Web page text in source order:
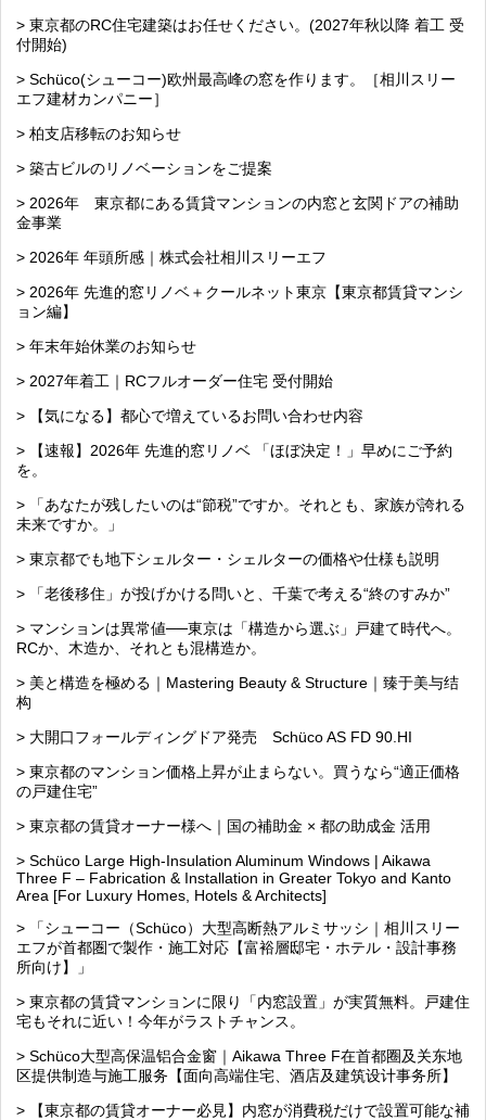
> 東京都のRC住宅建築はお任せください。(2027年秋以降 着工 受
付開始)
> Schüco(シューコー)欧州最高峰の窓を作ります。［相川スリー
エフ建材カンパニー］
> 柏支店移転のお知らせ
> 築古ビルのリノベーションをご提案
> 2026年 東京都にある賃貸マンションの内窓と玄関ドアの補助
金事業
> 2026年 年頭所感｜株式会社相川スリーエフ
> 2026年 先進的窓リノベ＋クールネット東京【東京都賃貸マンシ
ョン編】
> 年末年始休業のお知らせ
> 2027年着工｜RCフルオーダー住宅 受付開始
> 【気になる】都心で増えているお問い合わせ内容
> 【速報】2026年 先進的窓リノベ 「ほぼ決定！」早めにご予約
を。
> 「あなたが残したいのは“節税”ですか。それとも、家族が誇れる
未来ですか。」
> 東京都でも地下シェルター・シェルターの価格や仕様も説明
> 「老後移住」が投げかける問いと、千葉で考える“終のすみか”
> マンションは異常値──東京は「構造から選ぶ」戸建て時代へ。
RCか、木造か、それとも混構造か。
> 美と構造を極める｜Mastering Beauty & Structure｜臻于美与结
构
> 大開口フォールディングドア発売 Schüco AS FD 90.HI
> 東京都のマンション価格上昇が止まらない。買うなら“適正価格
の戸建住宅”
> 東京都の賃貸オーナー様へ｜国の補助金 × 都の助成金 活用
> Schüco Large High-Insulation Aluminum Windows | Aikawa
Three F – Fabrication & Installation in Greater Tokyo and Kanto
Area [For Luxury Homes, Hotels & Architects]
> 「シューコー（Schüco）大型高断熱アルミサッシ｜相川スリー
エフが首都圏で製作・施工対応【富裕層邸宅・ホテル・設計事務
所向け】」
> 東京都の賃貸マンションに限り「内窓設置」が実質無料。戸建住
宅もそれに近い！今年がラストチャンス。
> Schüco大型高保温铝合金窗｜Aikawa Three F在首都圈及关东地
区提供制造与施工服务【面向高端住宅、酒店及建筑设计事务所】
> 【東京都の賃貸オーナー必見】内窓が消費税だけで設置可能な補